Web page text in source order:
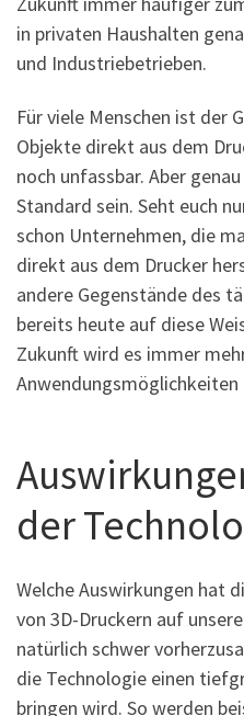
in privaten Haushalten
und Industriebetrieben.
Für viele Menschen ist der
Objekte direkt aus dem
noch unfassbar. Aber
Standard sein. Seht euch
schon Unternehmen, die
direkt aus dem Drucker
andere Gegenstände des
bereits heute auf diese
Zukunft wird es immer
Anwendungsmöglichkeiten
der
Welche Auswirkungen hat
von 3D-Druckern auf
natürlich schwer
die Technologie einen
bringen wird. So werden